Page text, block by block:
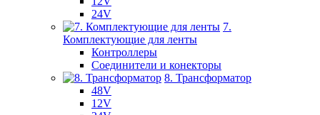
24V
7.
Комплектующие для ленты
Контроллеры
Соединители и конекторы
8. Трансформатор
48V
12V